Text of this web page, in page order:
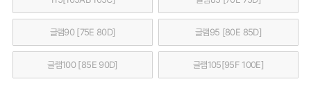
글램90 [75E 80D] 글램95 [80E 85D]
글램100 [85E 90D] 글램105[95F 100E]